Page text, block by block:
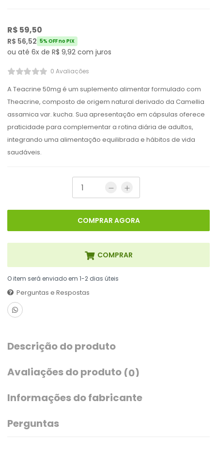
R$ 59,50
R$ 56,52 5% OFF no PIX
ou até 6x de R$ 9,92 com juros
0 Avaliações
A Teacrine 50mg é um suplemento alimentar formulado com
Theacrine, composto de origem natural derivado da Camellia
assamica var. kucha. Sua apresentação em cápsulas oferece
praticidade para complementar a rotina diária de adultos,
integrando uma alimentação equilibrada e hábitos de vida
saudáveis.
COMPRAR
COMPRAR AGORA
O item será enviado em 1-2 dias úteis
Perguntas e Respostas
Descrição do produto
Avaliações do produto (0)
Informações do fabricante
Perguntas